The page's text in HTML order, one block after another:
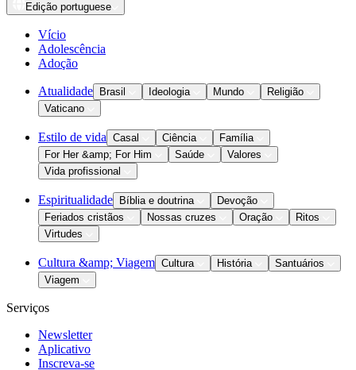
Edição portuguese
Vício
Adolescência
Adoção
Atualidade Brasil Ideologia Mundo
Religião
Vaticano
Estilo de vida Casal Ciência
Família
For Her &amp; For Him
Saúde
Valores
Vida profissional
Espiritualidade Bíblia e doutrina
Devoção
Feriados cristãos
Nossas cruzes Oração
Ritos
Virtudes
Cultura &amp; Viagem Cultura História
Santuários
Viagem
Serviços
Newsletter
Aplicativo
Inscreva-se